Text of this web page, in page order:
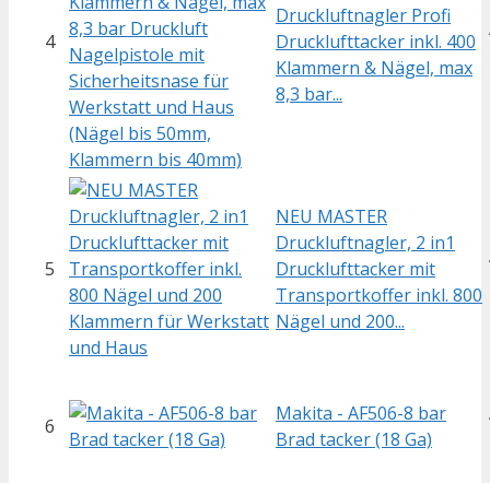
4
Druckluftnagler Profi
Drucklufttacker inkl. 400
Klammern & Nägel, max
8,3 bar...
5
NEU MASTER
Druckluftnagler, 2 in1
Drucklufttacker mit
Transportkoffer inkl. 800
Nägel und 200...
6
Makita - AF506-8 bar
Brad tacker (18 Ga)